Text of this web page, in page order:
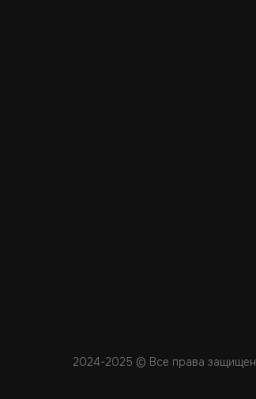
2024-2025 © Все права